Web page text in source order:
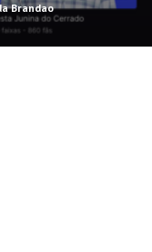
Brandao